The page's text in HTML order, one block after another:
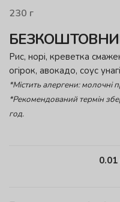
230 г
Рис, норі, креветка
огірок, авокадо, соус
*Містить алергени: молочні
*Рекомендований термін
год.
0.01